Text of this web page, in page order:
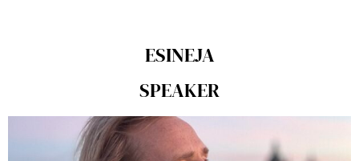
ESINEJA
SPEAKER